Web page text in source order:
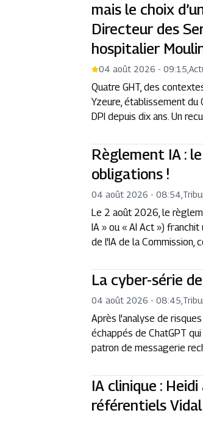
mais le choix
Directeur des
hospitalier
04 août 2026 - 09:15 ,
Quatre GHT, des
Yzeure, établissement du
DPI depuis dix ans. Un
Règlement IA :
obligations !
04 août 2026 - 08:54
Le 2 août 2026, le
IA » ou « AI Act »)
de l'IA de la Commission,
La cyber-série
04 août 2026 - 08:45
Après l'analyse de
échappés de ChatGPT
patron de messagerie
IA clinique :
référentiels Vidal